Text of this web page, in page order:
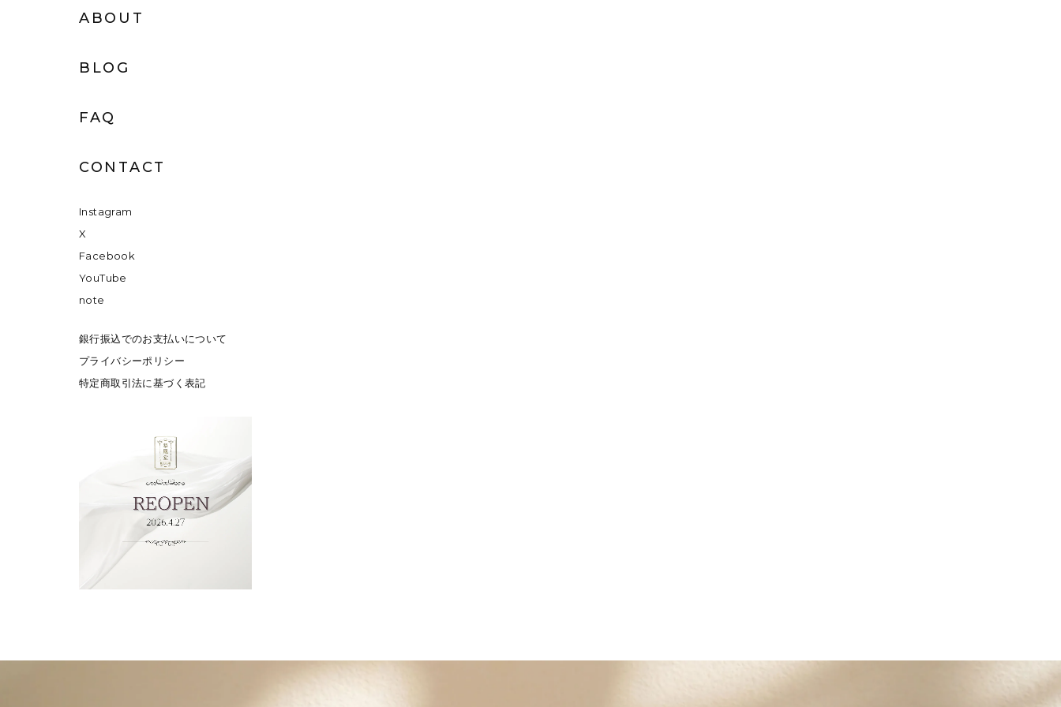
ABOUT
BLOG
FAQ
CONTACT
Instagram
X
Facebook
YouTube
note
銀行振込でのお支払いについて
プライバシーポリシー
特定商取引法に基づく表記